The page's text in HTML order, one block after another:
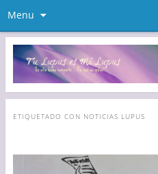
Menu
ETIQUETADO CON NOTICIAS LUPUS